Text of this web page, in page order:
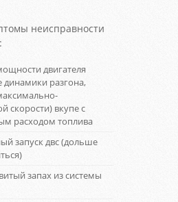
неисправности
двигателя
динамики разгона,
скорости) вкупе с
расходом топлива
запуск двс (дольше
запах из системы